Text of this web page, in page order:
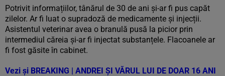
Potrivit informațiilor, tânărul de 30 de ani și-ar fi pus capăt
zilelor. Ar fi luat o supradoză de medicamente și injecții.
Asistentul veterinar avea o branulă pusă la picior prin
intermediul căreia și-ar fi injectat substanțele. Flacoanele ar
fi fost găsite în cabinet.
Vezi și BREAKING | ANDREI ȘI VĂRUL LUI DE DOAR 16 ANI